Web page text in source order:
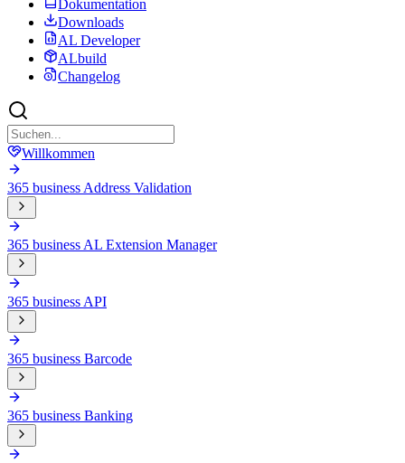
Dokumentation
Downloads
AL Developer
ALbuild
Changelog
Willkommen
365 business Address Validation
365 business AL Extension Manager
365 business API
365 business Barcode
365 business Banking